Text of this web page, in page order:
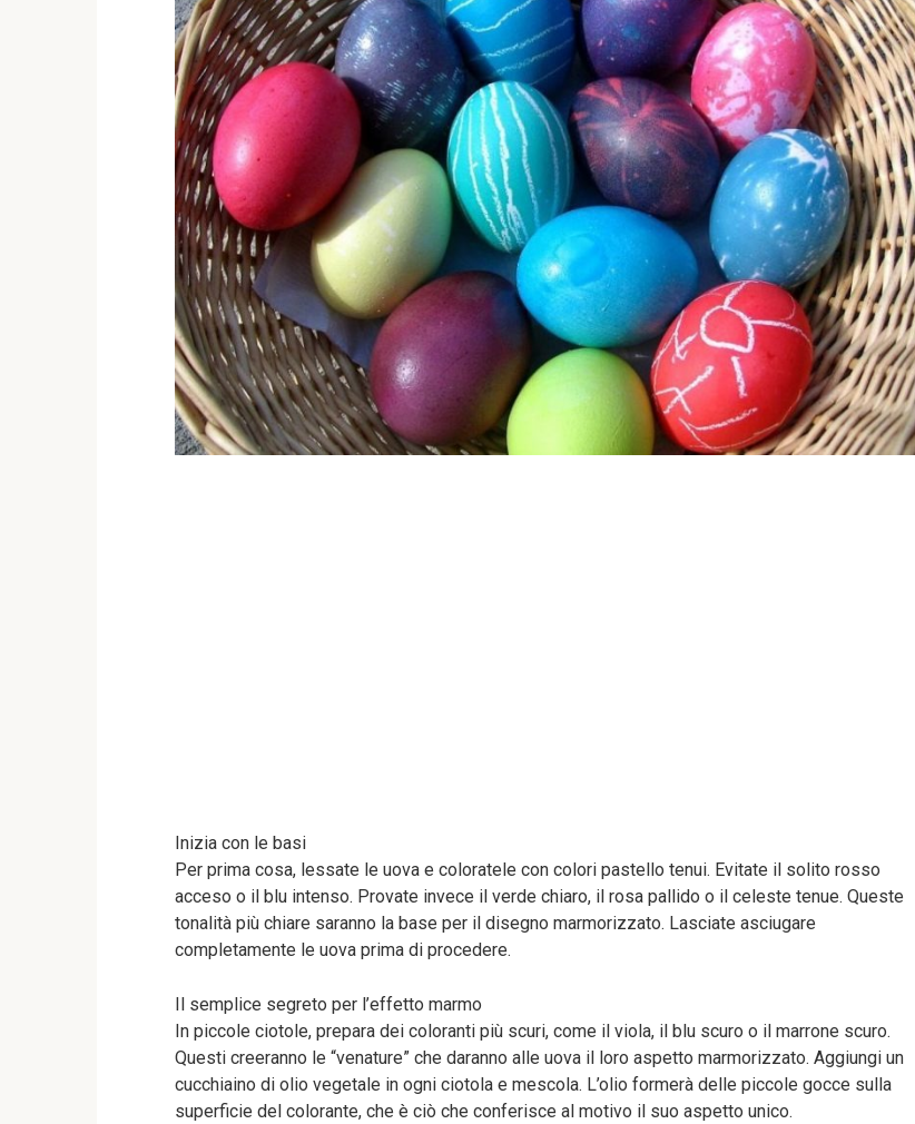
Inizia con le basi
Per prima cosa, lessate le uova e coloratele con colori pastello tenui. Evitate il solito rosso
acceso o il blu intenso. Provate invece il verde chiaro, il rosa pallido o il celeste tenue. Queste
tonalità più chiare saranno la base per il disegno marmorizzato. Lasciate asciugare
completamente le uova prima di procedere.
Il semplice segreto per l’effetto marmo
In piccole ciotole, prepara dei coloranti più scuri, come il viola, il blu scuro o il marrone scuro.
Questi creeranno le “venature” che daranno alle uova il loro aspetto marmorizzato. Aggiungi un
cucchiaino di olio vegetale in ogni ciotola e mescola. L’olio formerà delle piccole gocce sulla
superficie del colorante, che è ciò che conferisce al motivo il suo aspetto unico.